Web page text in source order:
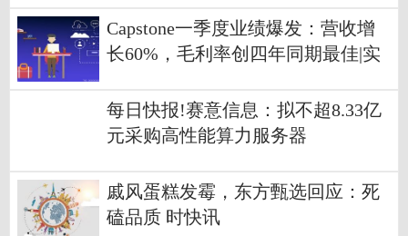
Capstone一季度业绩爆发：营收增
长60%，毛利率创四年同期最佳|实
每日快报!赛意信息：拟不超8.33亿
元采购高性能算力服务器
戚风蛋糕发霉，东方甄选回应：死
磕品质 时快讯